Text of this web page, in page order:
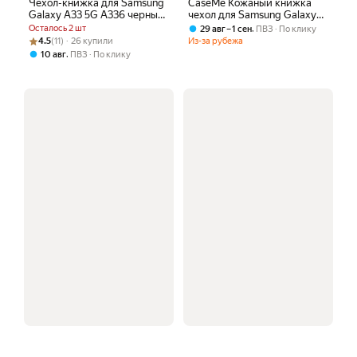
Чехол-книжка для Samsung
Galaxy A33 5G A336 черный
/ подставка, отделение для
карт
Осталось 2 шт
Рейтинг товара: 4.5 из 5
Оценок: (11) · 26 купили
4.5(11) · 26 купили
10 авг, ПВЗ По клику
CaseMe Кожаный книжка
чехол для Samsung Galaxy
A33 5G / Самсунг A33 5G с
визитницей из экокожи
29 авг – 1 сен, ПВЗ
По клику
Из-за рубежа